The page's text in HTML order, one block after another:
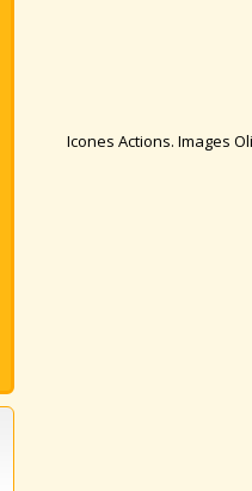
Icones Actions. Images